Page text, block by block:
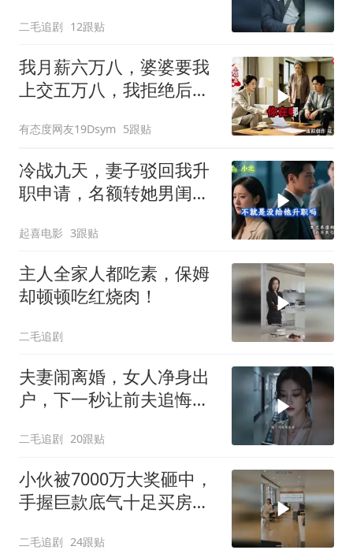
二毛追剧 12跟贴
我月薪六万八，婆婆要我
上交五万八，我拒绝后她
离婚
有态度网友19Dsym 5跟贴
冷战九天，妻子驳回我升
职申请，名额转她男闺
起喜电影 3跟贴
主人全家人都吃素，保姆
却顿顿吃红烧肉！
二毛追剧
夫妻闹离婚，女人净身出
户，下一秒让前夫追悔莫
二毛追剧 20跟贴
小伙被7000万大奖砸中，
手握巨款底气十足买房不
二毛追剧 24跟贴